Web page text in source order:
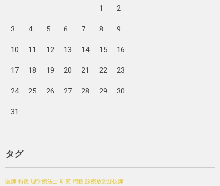
1
2
3 4 5 6 7 8 9
10 11 12 13 14 15 16
17 18 19 20 21 22 23
24 25 26 27 28 29 30
31
タグ
医師 特徴 理学療法士 研究 職種 診療放射線技師